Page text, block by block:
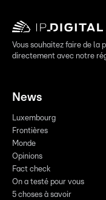
Vous souhaitez faire de la
directement avec notre
News
Luxembourg
Frontières
Monde
Opinions
Fact check
On a testé pour vous
5 choses à savoir